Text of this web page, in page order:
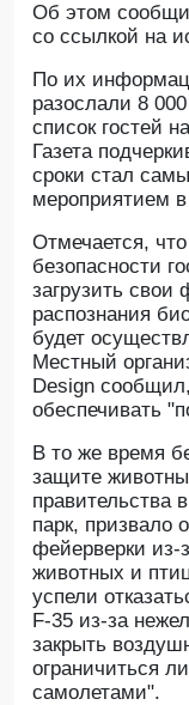
Oб этом
со ссылкой на
По их
разослали 8
список гостей
Газета
сроки стал
мероприятием в
Отмечается,
безопасности
загрузить
распознания
будет
Местный
Design
обеспечивать
В то же время
защите
правительства
парк, призвало
фейерверки из-
животных и
успели
F-35 из-за
закрыть
ограничиться
самолетами".